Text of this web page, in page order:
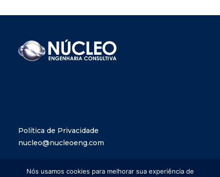
Política de Privacidade
nucleo@nucleoeng.com
Nós usamos cookies para melhorar sua experiência de